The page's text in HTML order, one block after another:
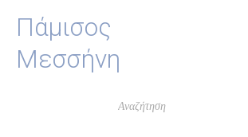
Πάμισος
Μεσσήνη